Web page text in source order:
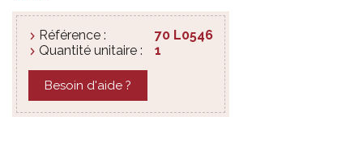
Référence :
70 L0546
Quantité unitaire :
1
Besoin d'aide ?